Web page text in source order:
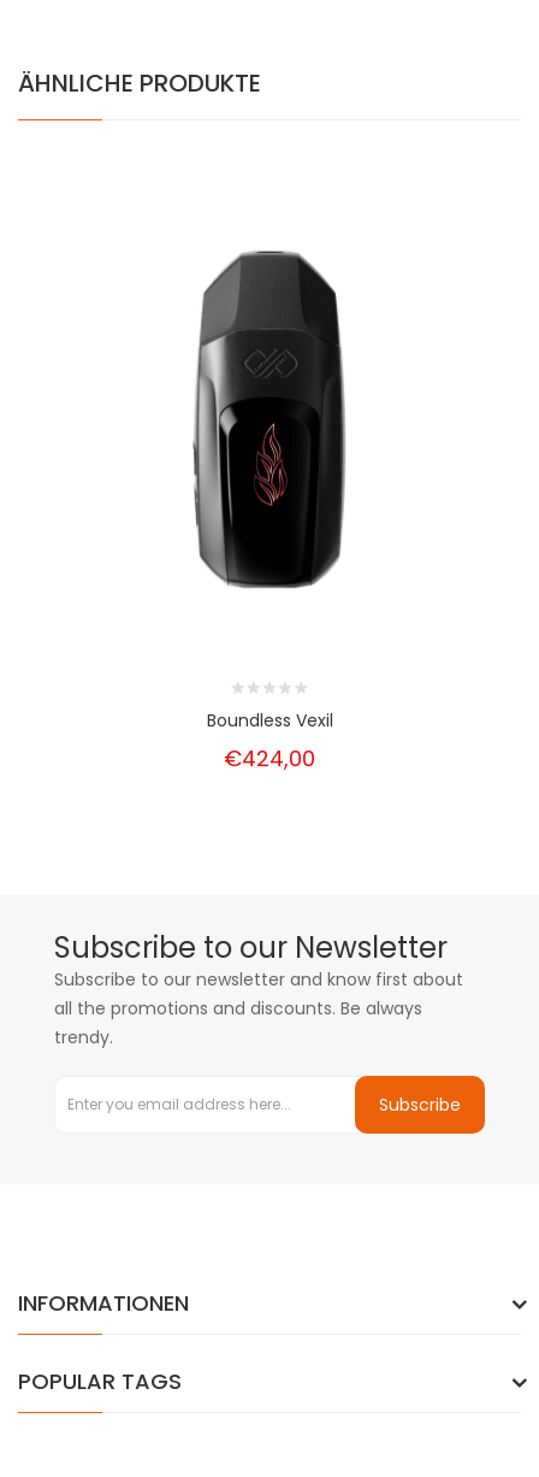
ÄHNLICHE PRODUKTE
Boundless Vexil
€424,00
Subscribe to our Newsletter
Subscribe to our newsletter and know first about
all the promotions and discounts. Be always
trendy.
Subscribe
INFORMATIONEN
POPULAR TAGS